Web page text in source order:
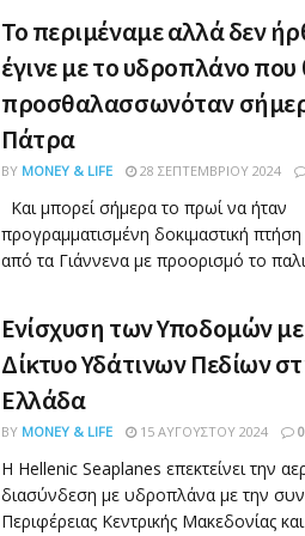
Το περιμέναμε αλλά δεν
έγινε με το υδροπλάνο που
προσθαλασσωνόταν
Πάτρα
BY MONEY & LIFE 28 ΣΕΠΤΕΜΒΡΊΟΥ 2024
Και μπορεί σήμερα το πρωί να ήταν
προγραμματισμένη δοκιμαστική
από τα Γιάννενα με προορισμό το
Ενίσχυση των Υποδομών
Δίκτυο Υδάτινων Πεδίων
Ελλάδα
BY MONEY & LIFE 15 ΑΥΓΟΎΣΤΟΥ 2024 0
Η Hellenic Seaplanes επεκτείνει την
διασύνδεση με υδροπλάνα με την
Περιφέρειας Κεντρικής Μακεδονίας